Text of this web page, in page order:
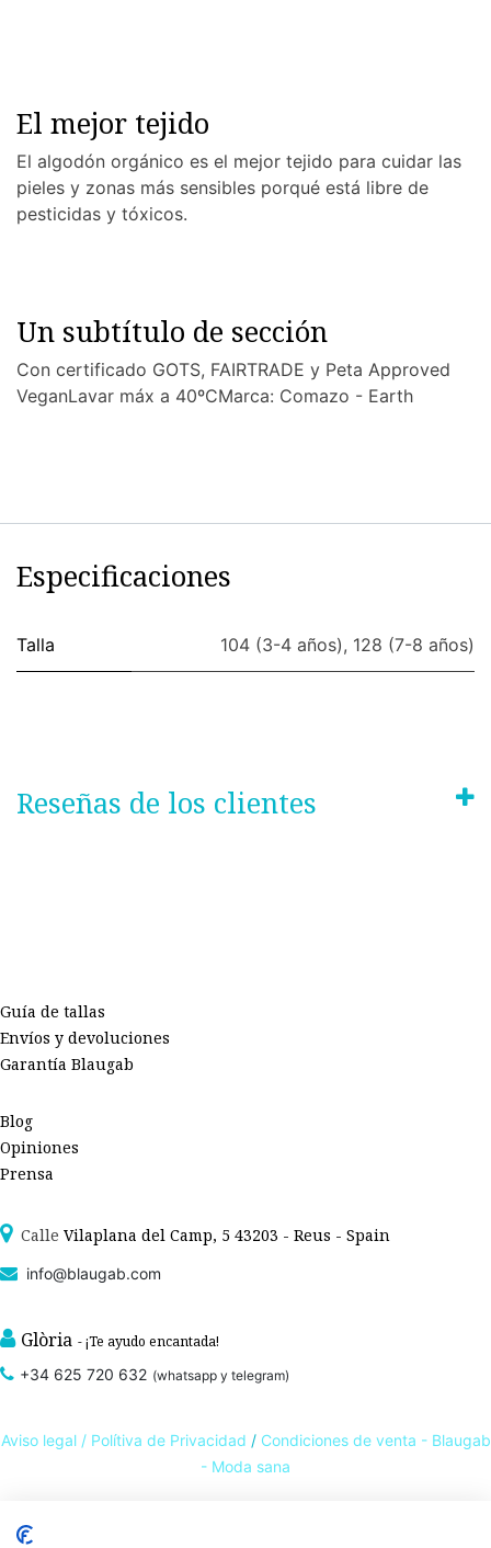
El mejor tejido
El algodón orgánico es el mejor tejido para cuidar las
pieles y zonas más sensibles porqué está libre de
pesticidas y tóxicos.
Un subtítulo de sección
Con certificado GOTS, FAIRTRADE y Peta Approved
VeganLavar máx a 40ºCMarca: Comazo - Earth
Especificaciones
Talla 104 (3-4 años), 128 (7-8 años)
Reseñas de los clientes
Guía de tallas
Envíos y devoluciones
Garantía Blaugab
Blog
Opiniones
Prensa
Calle Vilaplana del Camp, 5 43203 - Reus - Spain
info@blaugab.com
Glòria - ¡Te ayudo encantada!
+34 625 720 632 (whatsapp y telegram)
Aviso legal / Polítiva de Privacidad / Condiciones de venta - Blaugab
- Moda sana
Tienda online de